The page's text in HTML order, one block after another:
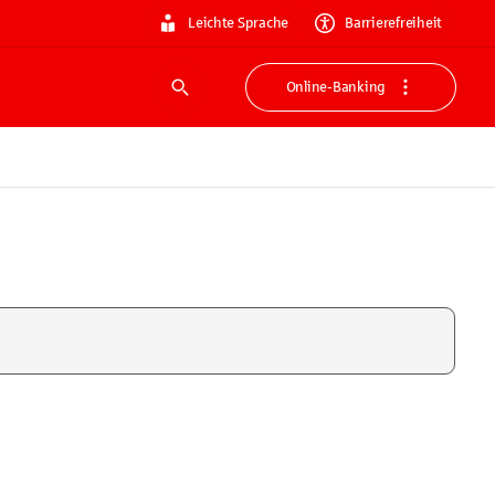
Leichte Sprache Barrierefreiheit
Suche
Online-Banking